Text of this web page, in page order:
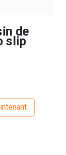
de
slip